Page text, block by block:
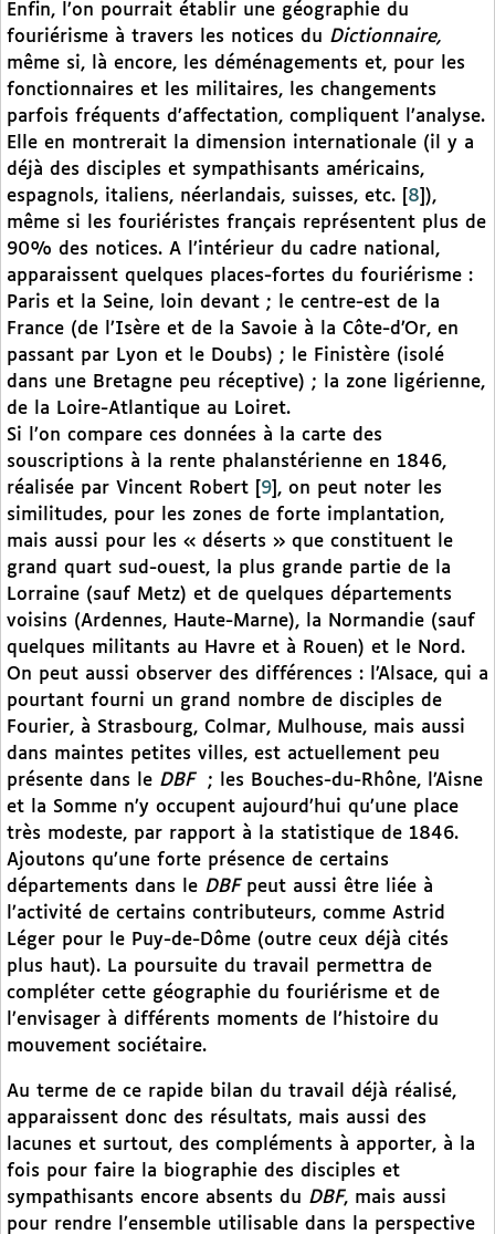
Enfin, l’on pourrait établir une géographie du
fouriérisme à travers les notices du Dictionnaire,
même si, là encore, les déménagements et, pour les
fonctionnaires et les militaires, les changements
parfois fréquents d’affectation, compliquent l’analyse.
Elle en montrerait la dimension internationale (il y a
déjà des disciples et sympathisants américains,
espagnols, italiens, néerlandais, suisses, etc.
8 ),
même si les fouriéristes français représentent plus de
90% des notices. A l’intérieur du cadre national,
apparaissent quelques places-fortes du fouriérisme :
Paris et la Seine, loin devant ; le centre-est de la
France (de l’Isère et de la Savoie à la Côte-d’Or, en
passant par Lyon et le Doubs) ; le Finistère (isolé
dans une Bretagne peu réceptive) ; la zone ligérienne,
de la Loire-Atlantique au Loiret.
Si l’on compare ces données à la carte des
souscriptions à la rente phalanstérienne en 1846,
réalisée par Vincent Robert
9 , on peut noter les
similitudes, pour les zones de forte implantation,
mais aussi pour les « déserts » que constituent le
grand quart sud-ouest, la plus grande partie de la
Lorraine (sauf Metz) et de quelques départements
voisins (Ardennes, Haute-Marne), la Normandie (sauf
quelques militants au Havre et à Rouen) et le Nord.
On peut aussi observer des différences : l’Alsace, qui a
pourtant fourni un grand nombre de disciples de
Fourier, à Strasbourg, Colmar, Mulhouse, mais aussi
dans maintes petites villes, est actuellement peu
présente dans le DBF
; les Bouches-du-Rhône, l’Aisne
et la Somme n’y occupent aujourd’hui qu’une place
très modeste, par rapport à la statistique de 1846.
Ajoutons qu’une forte présence de certains
départements dans le DBF peut aussi être liée à
l’activité de certains contributeurs, comme Astrid
Léger pour le Puy-de-Dôme (outre ceux déjà cités
plus haut). La poursuite du travail permettra de
compléter cette géographie du fouriérisme et de
l’envisager à différents moments de l’histoire du
mouvement sociétaire.
Au terme de ce rapide bilan du travail déjà réalisé,
apparaissent donc des résultats, mais aussi des
lacunes et surtout, des compléments à apporter, à la
fois pour faire la biographie des disciples et
sympathisants encore absents du DBF, mais aussi
pour rendre l’ensemble utilisable dans la perspective